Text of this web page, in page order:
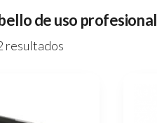
de uso profesional
resultados